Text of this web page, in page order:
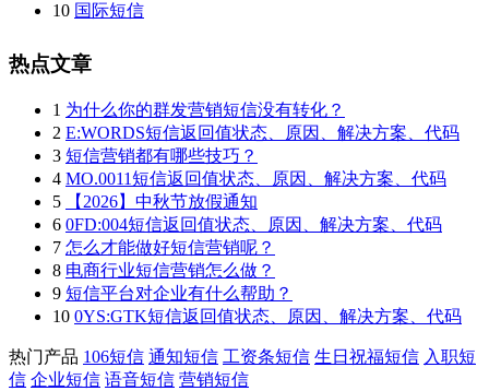
10 国际短信
热点文章
1 为什么你的群发营销短信没有转化？
2 E:WORDS短信返回值状态、原因、解决方案、代码
3 短信营销都有哪些技巧？
4 MO.0011短信返回值状态、原因、解决方案、代码
5
【2026】中秋节放假通知
6 0FD:004短信返回值状态、原因、解决方案、代码
7 怎么才能做好短信营销呢？
8 电商行业短信营销怎么做？
9 短信平台对企业有什么帮助？
10 0YS:GTK短信返回值状态、原因、解决方案、代码
热门产品 106短信 通知短信 工资条短信 生日祝福短信 入职短
信 企业短信 语音短信 营销短信